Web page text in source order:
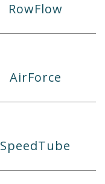
RowFlow
AirForce
SpeedTube